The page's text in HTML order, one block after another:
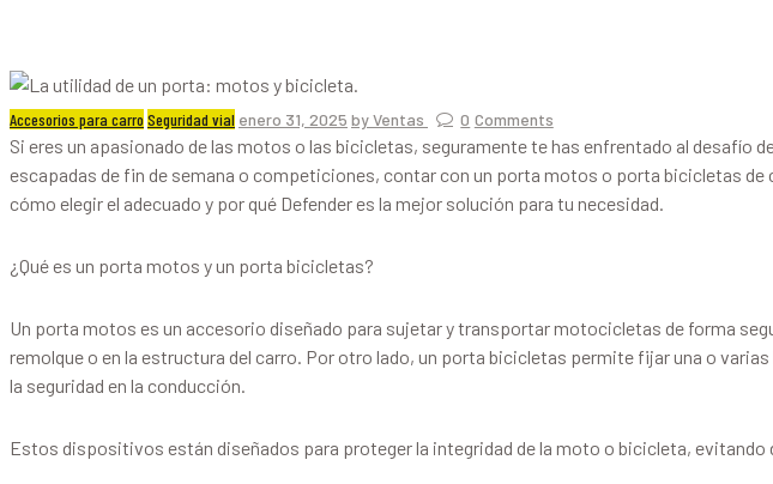
Accesorios para carro Seguridad vial enero 31, 2025 by Ventas 0 Comments
Si eres un apasionado de las motos o las bicicletas, seguramente te has enfrentado al desafío
escapadas de fin de semana o competiciones, contar con un porta motos o porta bicicletas de
cómo elegir el adecuado y por qué Defender es la mejor solución para tu necesidad.
¿Qué es un porta motos y un porta bicicletas?
Un porta motos es un accesorio diseñado para sujetar y transportar motocicletas de forma
remolque o en la estructura del carro. Por otro lado, un porta bicicletas permite fijar una o
la seguridad en la conducción.
Estos dispositivos están diseñados para proteger la integridad de la moto o bicicleta, evitando